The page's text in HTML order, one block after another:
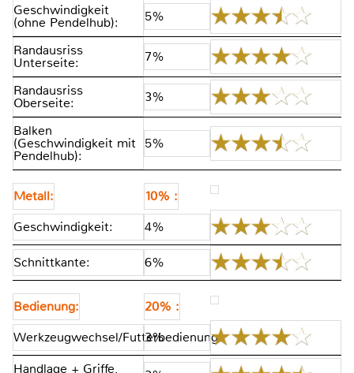
Geschwindigkeit
(ohne Pendelhub): 5%
Randausriss
Unterseite: 7%
Randausriss
Oberseite: 3%
Balken
(Geschwindigkeit mit
Pendelhub):
5%
Metall:
10% :
Geschwindigkeit:
4%
Schnittkante: 6%
Bedienung:
20% :
Werkzeugwechsel/Futterbedienung:
3%
Handlage + Griffe,